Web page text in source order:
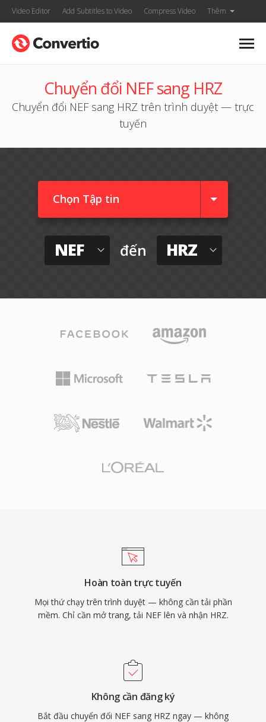
Video Editor Add Subtitles to Video Compress Video Thêm
Chuyển đổi NEF sang HRZ
Chuyển đổi NEF sang HRZ trên trình duyệt — trực
tuyến
Chọn Tập tin
NEF đến HRZ
Hoàn toàn trực tuyến
Mọi thứ chạy trên trình duyệt — không cần tải phần
mềm. Chỉ cần mở trang, tải NEF lên và nhận HRZ.
Không cần đăng ký
Bắt đầu chuyển đổi NEF sang HRZ ngay — không